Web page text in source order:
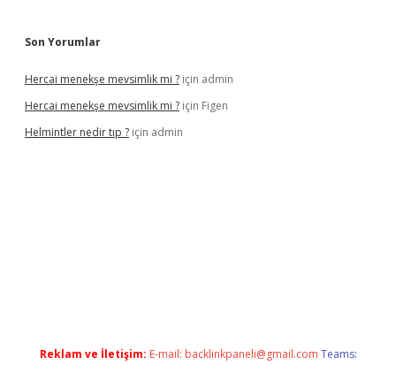
Son Yorumlar
Hercai menekşe mevsimlik mi ? için admin
Hercai menekşe mevsimlik mi ? için Figen
Helmintler nedir tıp ? için admin
Reklam ve İletişim: E-mail: backlinkpaneli@gmail.com Teams: